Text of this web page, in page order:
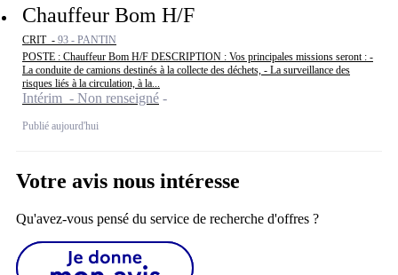
Chauffeur Bom H/F
CRIT - 93 - PANTIN
POSTE : Chauffeur Bom H/F DESCRIPTION : Vos principales missions seront : -
La conduite de camions destinés à la collecte des déchets, - La surveillance des
risques liés à la circulation, à la...
Intérim - Non renseigné
Publié aujourd'hui
Votre avis nous intéresse
Qu'avez-vous pensé du service de recherche d'offres ?